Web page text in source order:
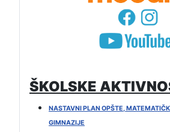
ŠKOLSKE
NASTAVNI PLAN OPŠTE,
GIMNAZIJE